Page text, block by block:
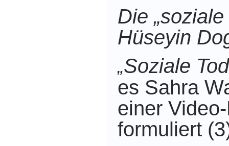
Die
Hüseyin
„Soziale
es Sahra
einer
formuliert